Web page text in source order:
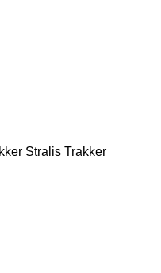
Stralis Trakker